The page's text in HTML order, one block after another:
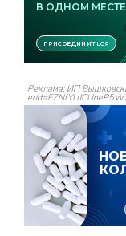
Реклама: ИП